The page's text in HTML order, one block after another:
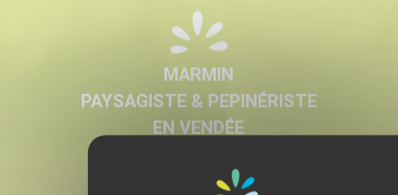
MARMIN
PAYSAGISTE & PEPINÉRISTE
EN VENDÉE